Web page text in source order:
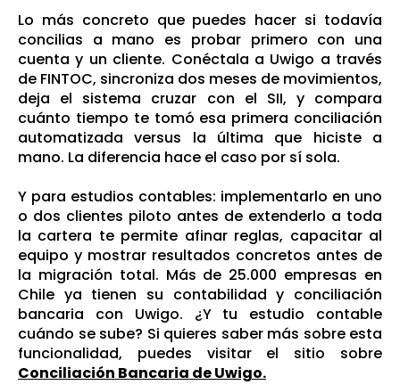
Lo más concreto que puedes hacer si todavía
concilias a mano es probar primero con una
cuenta y un cliente. Conéctala a Uwigo a través
de FINTOC, sincroniza dos meses de movimientos,
deja el sistema cruzar con el SII, y compara
cuánto tiempo te tomó esa primera conciliación
automatizada versus la última que hiciste a
mano. La diferencia hace el caso por sí sola.
Y para estudios contables: implementarlo en uno
o dos clientes piloto antes de extenderlo a toda
la cartera te permite afinar reglas, capacitar al
equipo y mostrar resultados concretos antes de
la migración total. Más de 25.000 empresas en
Chile ya tienen su contabilidad y conciliación
bancaria con Uwigo. ¿Y tu estudio contable
cuándo se sube? Si quieres saber más sobre esta
funcionalidad, puedes visitar el sitio sobre
Conciliación Bancaria de Uwigo.